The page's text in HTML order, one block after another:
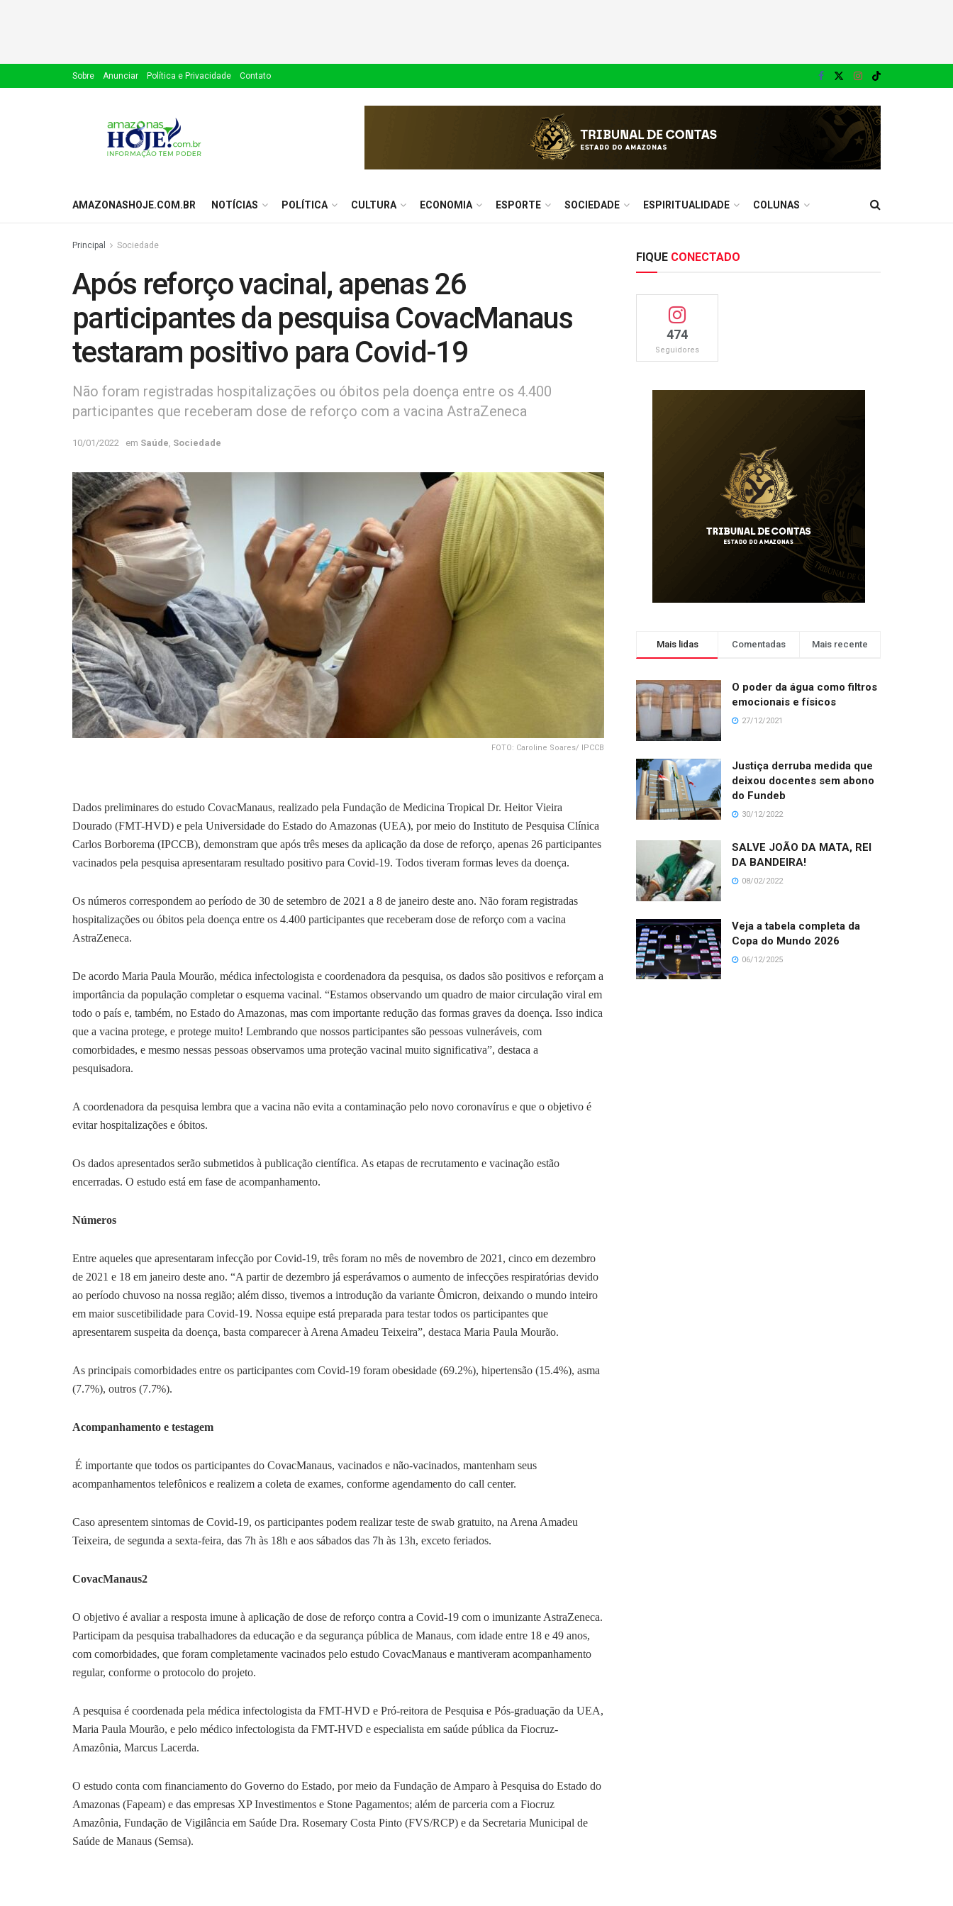
Sobre Anunciar Política e Privacidade Contato
AMAZONASHOJE.COM.BR NOTÍCIAS POLÍTICA CULTURA ECONOMIA ESPORTE SOCIEDADE ESPIRITUALIDADE COLUNAS
Principal Sociedade
Após reforço vacinal, apenas 26
participantes da pesquisa CovacManaus
testaram positivo para Covid-19
Não foram registradas hospitalizações ou óbitos pela doença entre os 4.400
participantes que receberam dose de reforço com a vacina AstraZeneca
10/01/2022 em Saúde Sociedade
FOTO: Caroline Soares/ IPCCB
Dados preliminares do estudo CovacManaus, realizado pela Fundação de Medicina Tropical Dr. Heitor Vieira
Dourado (FMT-HVD) e pela Universidade do Estado do Amazonas (UEA), por meio do Instituto de Pesquisa Clínica
Carlos Borborema (IPCCB), demonstram que após três meses da aplicação da dose de reforço, apenas 26 participantes
vacinados pela pesquisa apresentaram resultado positivo para Covid-19. Todos tiveram formas leves da doença.
Os números correspondem ao período de 30 de setembro de 2021 a 8 de janeiro deste ano. Não foram registradas
hospitalizações ou óbitos pela doença entre os 4.400 participantes que receberam dose de reforço com a vacina
AstraZeneca.
De acordo Maria Paula Mourão, médica infectologista e coordenadora da pesquisa, os dados são positivos e reforçam a
importância da população completar o esquema vacinal. “Estamos observando um quadro de maior circulação viral em
todo o país e, também, no Estado do Amazonas, mas com importante redução das formas graves da doença. Isso indica
que a vacina protege, e protege muito! Lembrando que nossos participantes são pessoas vulneráveis, com
comorbidades, e mesmo nessas pessoas observamos uma proteção vacinal muito significativa”, destaca a
pesquisadora.
A coordenadora da pesquisa lembra que a vacina não evita a contaminação pelo novo coronavírus e que o objetivo é
evitar hospitalizações e óbitos.
Os dados apresentados serão submetidos à publicação científica. As etapas de recrutamento e vacinação estão
encerradas. O estudo está em fase de acompanhamento.
Números
Entre aqueles que apresentaram infecção por Covid-19, três foram no mês de novembro de 2021, cinco em dezembro
de 2021 e 18 em janeiro deste ano. “A partir de dezembro já esperávamos o aumento de infecções respiratórias devido
ao período chuvoso na nossa região; além disso, tivemos a introdução da variante Ômicron, deixando o mundo inteiro
em maior suscetibilidade para Covid-19. Nossa equipe está preparada para testar todos os participantes que
apresentarem suspeita da doença, basta comparecer à Arena Amadeu Teixeira”, destaca Maria Paula Mourão.
As principais comorbidades entre os participantes com Covid-19 foram obesidade (69.2%), hipertensão (15.4%), asma
(7.7%), outros (7.7%).
Acompanhamento e testagem
É importante que todos os participantes do CovacManaus, vacinados e não-vacinados, mantenham seus
acompanhamentos telefônicos e realizem a coleta de exames, conforme agendamento do call center.
Caso apresentem sintomas de Covid-19, os participantes podem realizar teste de swab gratuito, na Arena Amadeu
Teixeira, de segunda a sexta-feira, das 7h às 18h e aos sábados das 7h às 13h, exceto feriados.
CovacManaus2
O objetivo é avaliar a resposta imune à aplicação de dose de reforço contra a Covid-19 com o imunizante AstraZeneca.
Participam da pesquisa trabalhadores da educação e da segurança pública de Manaus, com idade entre 18 e 49 anos,
com comorbidades, que foram completamente vacinados pelo estudo CovacManaus e mantiveram acompanhamento
regular, conforme o protocolo do projeto.
A pesquisa é coordenada pela médica infectologista da FMT-HVD e Pró-reitora de Pesquisa e Pós-graduação da UEA,
Maria Paula Mourão, e pelo médico infectologista da FMT-HVD e especialista em saúde pública da Fiocruz-
Amazônia, Marcus Lacerda.
O estudo conta com financiamento do Governo do Estado, por meio da Fundação de Amparo à Pesquisa do Estado do
Amazonas (Fapeam) e das empresas XP Investimentos e Stone Pagamentos; além de parceria com a Fiocruz
Amazônia, Fundação de Vigilância em Saúde Dra. Rosemary Costa Pinto (FVS/RCP) e da Secretaria Municipal de
Saúde de Manaus (Semsa).
FIQUE CONECTADO
474
Seguidores
Mais lidas Comentadas Mais recente
O poder da água como filtros
emocionais e físicos
27/12/2021
Justiça derruba medida que
deixou docentes sem abono
do Fundeb
30/12/2022
SALVE JOÃO DA MATA, REI
DA BANDEIRA!
08/02/2022
Veja a tabela completa da
Copa do Mundo 2026
06/12/2025